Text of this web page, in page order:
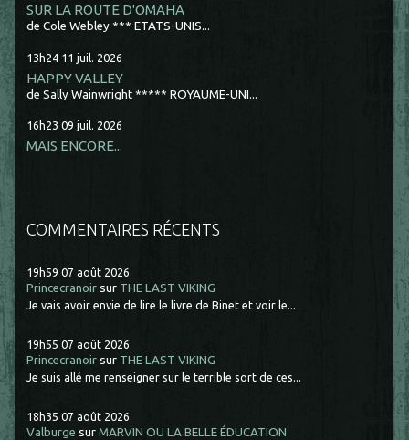
SUR LA ROUTE D'OMAHA
de Cole Webley *** ETATS-UNIS...
13h24 11 juil. 2026
HAPPY VALLEY
de Sally Wainwright ***** ROYAUME-UNI...
16h23 09 juil. 2026
MAIS ENCORE...
COMMENTAIRES RÉCENTS
19h59 07 août 2026
Princecranoir sur THE LAST VIKING
Je vais avoir envie de lire le livre de Binet et voir le...
19h55 07 août 2026
Princecranoir sur THE LAST VIKING
Je suis allé me renseigner sur le terrible sort de ces...
18h35 07 août 2026
Valburge surMARVIN OU LA BELLE ÉDUCATION